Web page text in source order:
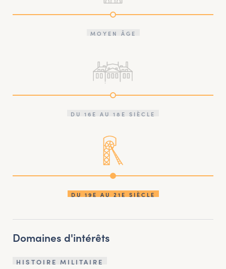
MOYEN ÂGE
DU 16E AU 18E SIÈCLE
DU 19E AU 21E SIÈCLE
Domaines d'intérêts
HISTOIRE MILITAIRE